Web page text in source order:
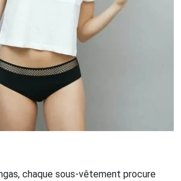
chaque sous-vêtement procure